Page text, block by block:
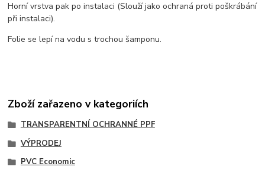
Horní vrstva pak po instalaci (Slouží jako ochraná proti poškrábání
při instalaci).
Folie se lepí na vodu s trochou šamponu.
Zboží zařazeno v kategoriích
TRANSPARENTNÍ OCHRANNÉ PPF
VÝPRODEJ
PVC Economic